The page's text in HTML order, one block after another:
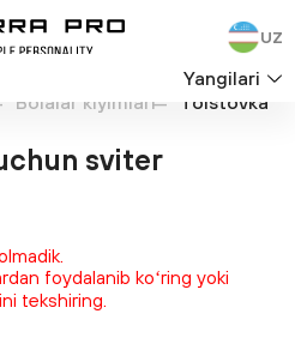
UZ
Bolalar kiyimlari Tolstovka
sviter
Yangilari
foydalanib koʻring yoki
tekshiring.